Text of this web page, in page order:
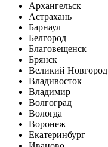
Архангельск
Астрахань
Барнаул
Белгород
Благовещенск
Брянск
Великий Новгород
Владивосток
Владимир
Волгоград
Вологда
Воронеж
Екатеринбург